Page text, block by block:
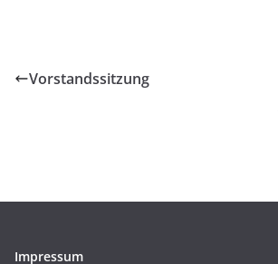
Vorstandssitzung
Impressum